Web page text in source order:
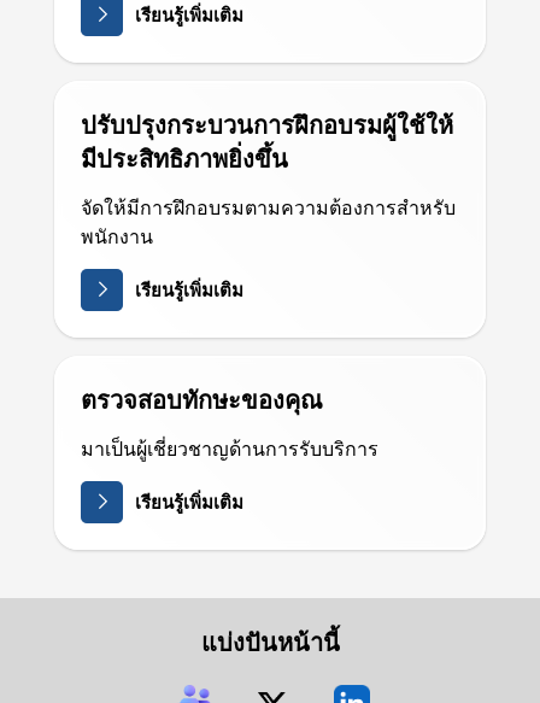
เรียนรู้เพิ่มเติม
ปรับปรุงกระบวนการฝึกอบรมผู้ใช้ให้
มีประสิทธิภาพยิ่งขึ้น
จัดให้มีการฝึกอบรมตามความต้องการสำหรับ
พนักงาน
เรียนรู้เพิ่มเติม
ตรวจสอบทักษะของคุณ
มาเป็นผู้เชี่ยวชาญด้านการรับบริการ
เรียนรู้เพิ่มเติม
แบ่งปันหน้านี้